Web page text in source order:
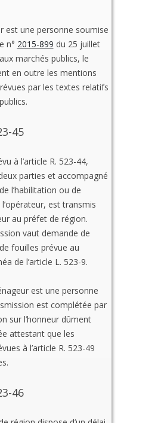
est une personne soumise
n° 2015-899 du 25 juillet
marchés publics, le
en outre les mentions
par les textes relatifs
45
à l’article R. 523-44,
parties et accompagné
l’habilitation ou de
l’opérateur, est transmis
au préfet de région.
vaut demande de
fouilles prévue au
de l’article L. 523-9.
est une personne
est complétée par
sur l’honneur dûment
attestant que les
à l’article R. 523-49
46